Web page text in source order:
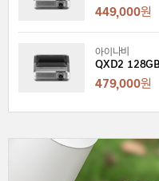
449,000원
아이나비
QXD2
479,000원